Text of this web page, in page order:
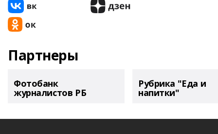
Партнеры
Фотобанк
журналистов РБ
Рубрика "Еда и
напитки"